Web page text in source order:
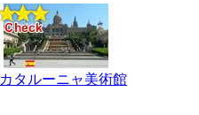
カタルーニャ美術館